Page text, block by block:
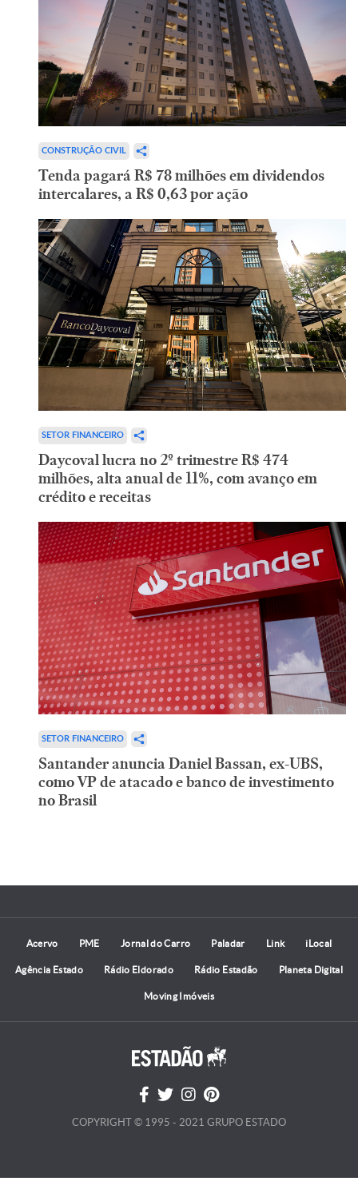
CONSTRUÇÃO CIVIL
Tenda pagará R$ 78 milhões em dividendos
intercalares, a R$ 0,63 por ação
SETOR FINANCEIRO
Daycoval lucra no 2º trimestre R$ 474
milhões, alta anual de 11%, com avanço em
crédito e receitas
SETOR FINANCEIRO
Santander anuncia Daniel Bassan, ex-UBS,
como VP de atacado e banco de investimento
no Brasil
Acervo PME Jornal do Carro Paladar Link iLocal
Agência Estado Rádio Eldorado Rádio Estadão Planeta Digital
Moving Imóveis
COPYRIGHT © 1995 - 2021 GRUPO ESTADO